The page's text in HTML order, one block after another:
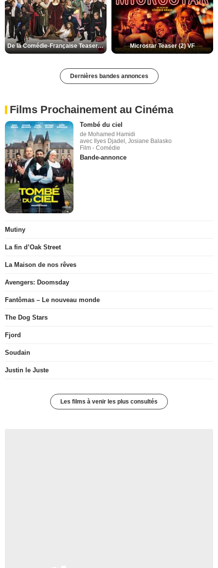
De la Comédie-Française Teaser (3) VF Microstar Teaser (2) VF
Dernières bandes annonces
Films Prochainement au Cinéma
Tombé du ciel
de Mohamed Hamidi
avec Ilyes Djadel, Josiane Balasko
Film - Comédie
Bande-annonce
Mutiny
La fin d’Oak Street
La Maison de nos rêves
Avengers: Doomsday
Fantômas – Le nouveau monde
The Dog Stars
Fjord
Soudain
Justin le Juste
Les films à venir les plus consultés